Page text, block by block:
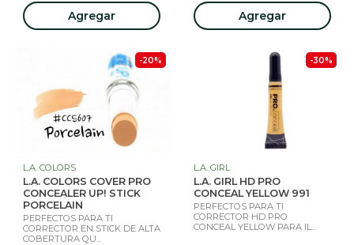
Agregar Agregar
-20%
L.A. COLORS
L.A. COLORS COVER PRO
CONCEALER UP! STICK
PORCELAIN
PERFECTOS PARA TI
CORRECTOR EN STICK DE ALTA
COBERTURA QU...
-30%
L.A. GIRL
L.A. GIRL HD PRO
CONCEAL YELLOW 991
PERFECTOS PARA TI
CORRECTOR HD PRO
CONCEAL YELLOW PARA IL...